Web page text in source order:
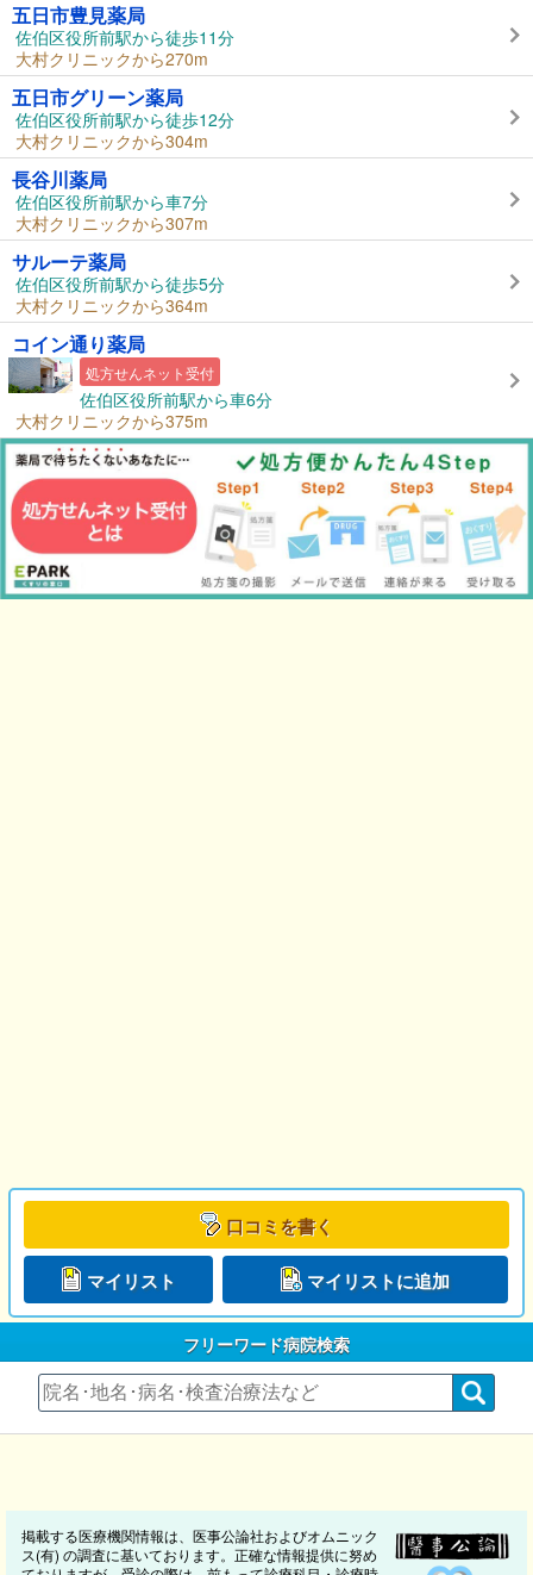
五日市豊見薬局
佐伯区役所前駅から徒歩11分
大村クリニックから270m
五日市グリーン薬局
佐伯区役所前駅から徒歩12分
大村クリニックから304m
長谷川薬局
佐伯区役所前駅から車7分
大村クリニックから307m
サルーテ薬局
佐伯区役所前駅から徒歩5分
大村クリニックから364m
コイン通り薬局
処方せんネット受付
佐伯区役所前駅から車6分
大村クリニックから375m
口コミを書く
マイリスト マイリストに追加
フリーワード病院検索
掲載する医療機関情報は、医事公論社およびオムニック
ス(有) の調査に基いております。正確な情報提供に努め